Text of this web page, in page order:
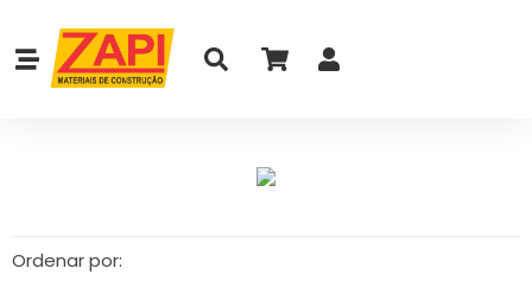
Ordenar por: